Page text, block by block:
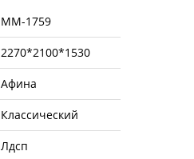
MM-1759
2270*2100*1530
Афина
Классический
Лдсп